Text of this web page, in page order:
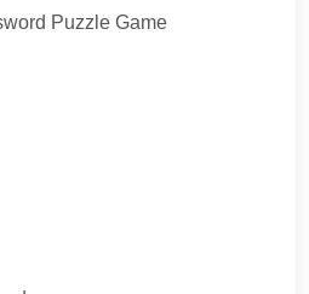
Puzzle Game